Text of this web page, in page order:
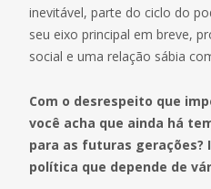
inevitável, parte do ciclo do
seu eixo principal em breve,
social e uma relação sábia
Com o desrespeito que
você acha que ainda há
para as futuras gerações?
política que depende de